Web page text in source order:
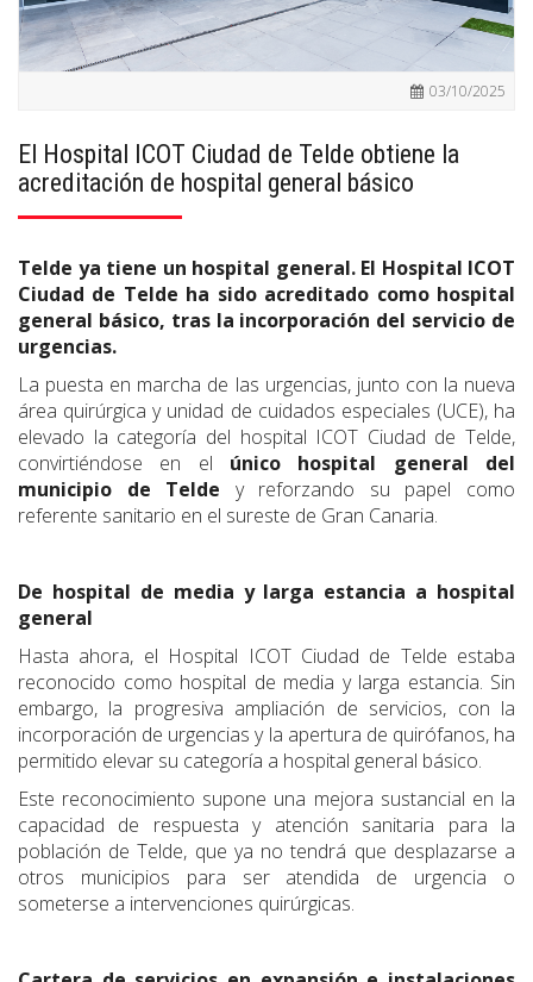
03/10/2025
El Hospital ICOT Ciudad de Telde obtiene la
acreditación de hospital general básico
Telde ya tiene un hospital general. El Hospital ICOT
Ciudad de Telde ha sido acreditado como hospital
general básico, tras la incorporación del servicio de
urgencias.
La puesta en marcha de las urgencias, junto con la nueva
área quirúrgica y unidad de cuidados especiales (UCE), ha
elevado la categoría del hospital ICOT Ciudad de Telde,
convirtiéndose en el único hospital general del
municipio de Telde y reforzando su papel como
referente sanitario en el sureste de Gran Canaria.
De hospital de media y larga estancia a hospital
general
Hasta ahora, el Hospital ICOT Ciudad de Telde estaba
reconocido como hospital de media y larga estancia. Sin
embargo, la progresiva ampliación de servicios, con la
incorporación de urgencias y la apertura de quirófanos, ha
permitido elevar su categoría a hospital general básico.
Este reconocimiento supone una mejora sustancial en la
capacidad de respuesta y atención sanitaria para la
población de Telde, que ya no tendrá que desplazarse a
otros municipios para ser atendida de urgencia o
someterse a intervenciones quirúrgicas.